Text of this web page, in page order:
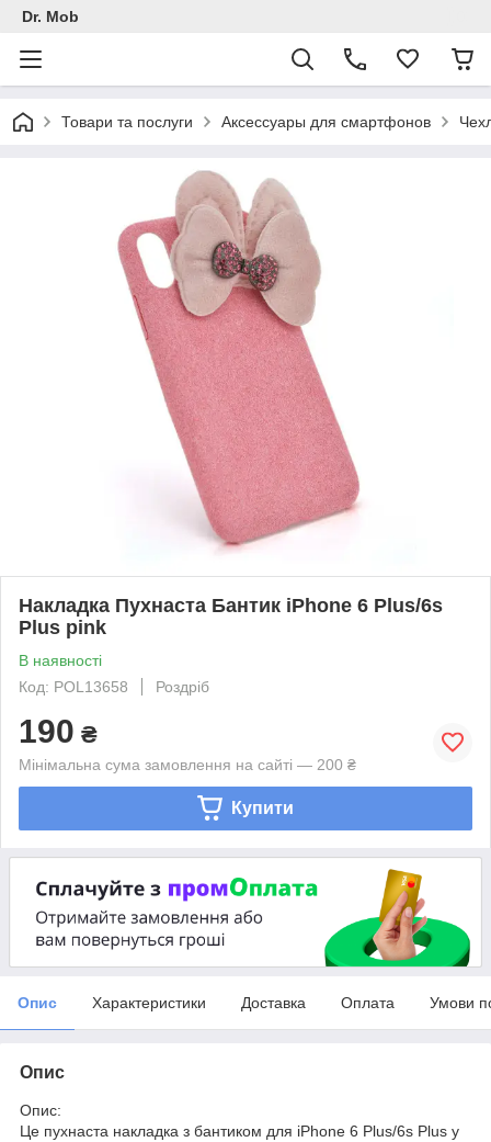
Dr. Mob
Товари та послуги Аксессуары для смартфонов
Накладка Пухнаста Бантик iPhone 6 Plus/6s
Plus pink
В наявності
Код: POL13658
Роздріб
190 ₴
Мінімальна сума замовлення на сайті — 200 ₴
Купити
Опис Характеристики Доставка Оплата Умови
Опис
Опис:
Це пухнаста накладка з бантиком для iPhone 6 Plus/6s Plus у